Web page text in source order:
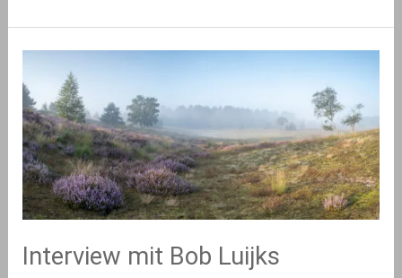
Interview mit Bob Luijks
mit
Bob
Luijks